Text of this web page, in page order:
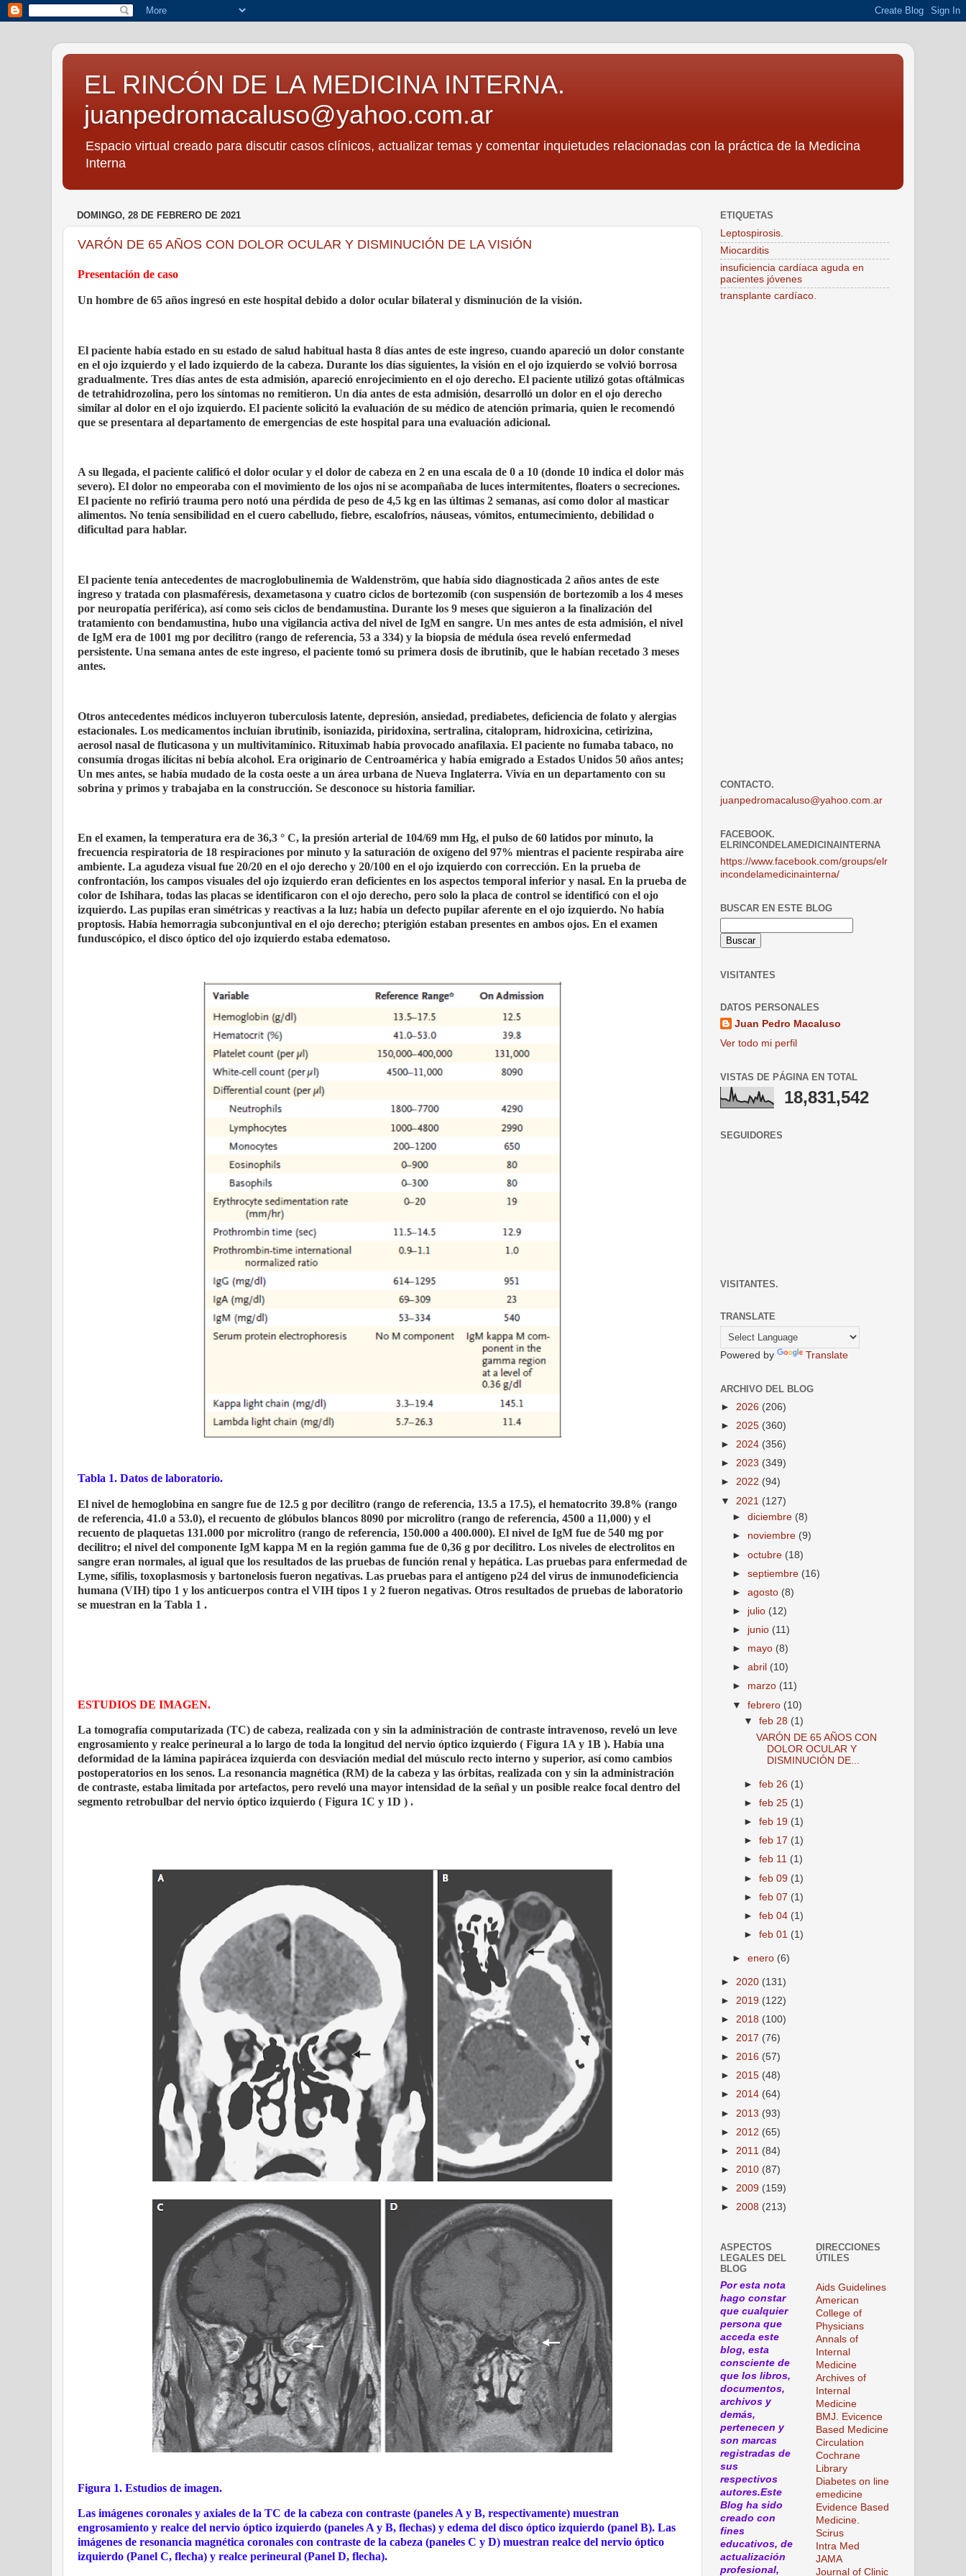
EL RINCÓN DE LA MEDICINA INTERNA.
juanpedromacaluso@yahoo.com.ar
Espacio virtual creado para discutir casos clínicos, actualizar temas y comentar inquietudes relacionadas con la práctica de la Medicina
Interna
DOMINGO, 28 DE FEBRERO DE 2021
VARÓN DE 65 AÑOS CON DOLOR OCULAR Y DISMINUCIÓN DE LA VISIÓN
Presentación de caso
Un hombre de 65 años ingresó en este hospital debido a dolor ocular bilateral y disminución de la visión.
El paciente había estado en su estado de salud habitual hasta 8 días antes de este ingreso, cuando apareció un dolor constante
en el ojo izquierdo y el lado izquierdo de la cabeza. Durante los días siguientes, la visión en el ojo izquierdo se volvió borrosa
gradualmente. Tres días antes de esta admisión, apareció enrojecimiento en el ojo derecho. El paciente utilizó gotas oftálmicas
de tetrahidrozolina, pero los síntomas no remitieron. Un día antes de esta admisión, desarrolló un dolor en el ojo derecho
similar al dolor en el ojo izquierdo. El paciente solicitó la evaluación de su médico de atención primaria, quien le recomendó
que se presentara al departamento de emergencias de este hospital para una evaluación adicional.
A su llegada, el paciente calificó el dolor ocular y el dolor de cabeza en 2 en una escala de 0 a 10 (donde 10 indica el dolor más
severo). El dolor no empeoraba con el movimiento de los ojos ni se acompañaba de luces intermitentes, floaters o secreciones.
El paciente no refirió trauma pero notó una pérdida de peso de 4,5 kg en las últimas 2 semanas, así como dolor al masticar
alimentos. No tenía sensibilidad en el cuero cabelludo, fiebre, escalofríos, náuseas, vómitos, entumecimiento, debilidad o
dificultad para hablar.
El paciente tenía antecedentes de macroglobulinemia de Waldenström, que había sido diagnosticada 2 años antes de este
ingreso y tratada con plasmaféresis, dexametasona y cuatro ciclos de bortezomib (con suspensión de bortezomib a los 4 meses
por neuropatía periférica), así como seis ciclos de bendamustina. Durante los 9 meses que siguieron a la finalización del
tratamiento con bendamustina, hubo una vigilancia activa del nivel de IgM en sangre. Un mes antes de esta admisión, el nivel
de IgM era de 1001 mg por decilitro (rango de referencia, 53 a 334) y la biopsia de médula ósea reveló enfermedad
persistente. Una semana antes de este ingreso, el paciente tomó su primera dosis de ibrutinib, que le habían recetado 3 meses
antes.
Otros antecedentes médicos incluyeron tuberculosis latente, depresión, ansiedad, prediabetes, deficiencia de folato y alergias
estacionales. Los medicamentos incluían ibrutinib, isoniazida, piridoxina, sertralina, citalopram, hidroxicina, cetirizina,
aerosol nasal de fluticasona y un multivitamínico. Rituximab había provocado anafilaxia. El paciente no fumaba tabaco, no
consumía drogas ilícitas ni bebía alcohol. Era originario de Centroamérica y había emigrado a Estados Unidos 50 años antes;
Un mes antes, se había mudado de la costa oeste a un área urbana de Nueva Inglaterra. Vivía en un departamento con su
sobrina y primos y trabajaba en la construcción. Se desconoce su historia familiar.
En el examen, la temperatura era de 36,3 ° C, la presión arterial de 104/69 mm Hg, el pulso de 60 latidos por minuto, la
frecuencia respiratoria de 18 respiraciones por minuto y la saturación de oxígeno del 97% mientras el paciente respiraba aire
ambiente. La agudeza visual fue 20/20 en el ojo derecho y 20/100 en el ojo izquierdo con corrección. En la prueba de
confrontación, los campos visuales del ojo izquierdo eran deficientes en los aspectos temporal inferior y nasal. En la prueba de
color de Ishihara, todas las placas se identificaron con el ojo derecho, pero solo la placa de control se identificó con el ojo
izquierdo. Las pupilas eran simétricas y reactivas a la luz; había un defecto pupilar aferente en el ojo izquierdo. No había
proptosis. Había hemorragia subconjuntival en el ojo derecho; pterigión estaban presentes en ambos ojos. En el examen
funduscópico, el disco óptico del ojo izquierdo estaba edematoso.
Tabla 1. Datos de laboratorio.
El nivel de hemoglobina en sangre fue de 12.5 g por decilitro (rango de referencia, 13.5 a 17.5), el hematocrito 39.8% (rango
de referencia, 41.0 a 53.0), el recuento de glóbulos blancos 8090 por microlitro (rango de referencia, 4500 a 11,000) y el
recuento de plaquetas 131.000 por microlitro (rango de referencia, 150.000 a 400.000). El nivel de IgM fue de 540 mg por
decilitro; el nivel del componente IgM kappa M en la región gamma fue de 0,36 g por decilitro. Los niveles de electrolitos en
sangre eran normales, al igual que los resultados de las pruebas de función renal y hepática. Las pruebas para enfermedad de
Lyme, sífilis, toxoplasmosis y bartonelosis fueron negativas. Las pruebas para el antígeno p24 del virus de inmunodeficiencia
humana (VIH) tipo 1 y los anticuerpos contra el VIH tipos 1 y 2 fueron negativas. Otros resultados de pruebas de laboratorio
se muestran en la Tabla 1 .
ESTUDIOS DE IMAGEN.
La tomografía computarizada (TC) de cabeza, realizada con y sin la administración de contraste intravenoso, reveló un leve
engrosamiento y realce perineural a lo largo de toda la longitud del nervio óptico izquierdo ( Figura 1A y 1B ). Había una
deformidad de la lámina papirácea izquierda con desviación medial del músculo recto interno y superior, así como cambios
postoperatorios en los senos. La resonancia magnética (RM) de la cabeza y las órbitas, realizada con y sin la administración
de contraste, estaba limitada por artefactos, pero reveló una mayor intensidad de la señal y un posible realce focal dentro del
segmento retrobulbar del nervio óptico izquierdo ( Figura 1C y 1D ) .
Figura 1. Estudios de imagen.
Las imágenes coronales y axiales de la TC de la cabeza con contraste (paneles A y B, respectivamente) muestran
engrosamiento y realce del nervio óptico izquierdo (paneles A y B, flechas) y edema del disco óptico izquierdo (panel B). Las
imágenes de resonancia magnética coronales con contraste de la cabeza (paneles C y D) muestran realce del nervio óptico
izquierdo (Panel C, flecha) y realce perineural (Panel D, flecha).
ETIQUETAS
Leptospirosis.
Miocarditis
insuficiencia cardíaca aguda en
pacientes jóvenes
transplante cardíaco.
CONTACTO.
juanpedromacaluso@yahoo.com.ar
FACEBOOK.
ELRINCONDELAMEDICINAINTERNA
https://www.facebook.com/groups/elr
incondelamedicinainterna/
BUSCAR EN ESTE BLOG
VISITANTES
DATOS PERSONALES
Juan Pedro Macaluso
Ver todo mi perfil
VISTAS DE PÁGINA EN TOTAL
18,831,542
SEGUIDORES
VISITANTES.
TRANSLATE
Powered by Translate
ARCHIVO DEL BLOG
► 2026 (206)
► 2025 (360)
► 2024 (356)
► 2023 (349)
► 2022 (94)
▼ 2021 (127)
►diciembre (8)
► noviembre (9)
►octubre (18)
►septiembre (16)
►agosto (8)
► julio (12)
► junio (11)
► mayo (8)
►abril (10)
► marzo (11)
▼febrero (10)
▼feb 28 (1)
VARÓN DE 65 AÑOS CON
DOLOR OCULAR Y
DISMINUCIÓN DE...
►feb 26 (1)
►feb 25 (1)
►feb 19 (1)
►feb 17 (1)
►feb 11 (1)
►feb 09 (1)
►feb 07 (1)
►feb 04 (1)
►feb 01 (1)
►enero (6)
► 2020 (131)
► 2019 (122)
► 2018 (100)
► 2017 (76)
► 2016 (57)
► 2015 (48)
► 2014 (64)
► 2013 (93)
► 2012 (65)
► 2011 (84)
► 2010 (87)
► 2009 (159)
► 2008 (213)
ASPECTOS
LEGALES DEL
BLOG
Por esta nota
hago constar
que cualquier
persona que
acceda este
blog, esta
consciente de
que los libros,
documentos,
archivos y
demás,
pertenecen y
son marcas
registradas de
sus
respectivos
autores.Este
Blog ha sido
creado con
fines
educativos, de
actualización
profesional,
DIRECCIONES
ÚTILES
Aids Guidelines
American
College of
Physicians
Annals of
Internal
Medicine
Archives of
Internal
Medicine
BMJ. Evicence
Based Medicine
Circulation
Cochrane
Library
Diabetes on line
emedicine
Evidence Based
Medicine.
Scirus
Intra Med
JAMA
Journal of Clinic